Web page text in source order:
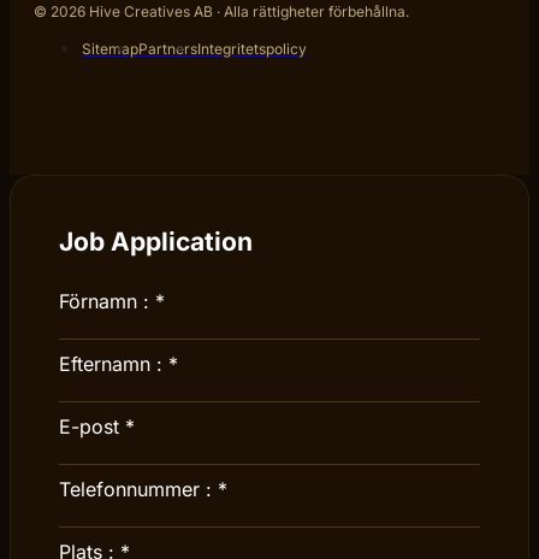
© 2026 Hive Creatives AB · Alla rättigheter förbehållna.
SitemapPartnersIntegritetspolicy
Job Application
Förnamn : *
Efternamn : *
E-post *
Telefonnummer : *
Plats : *